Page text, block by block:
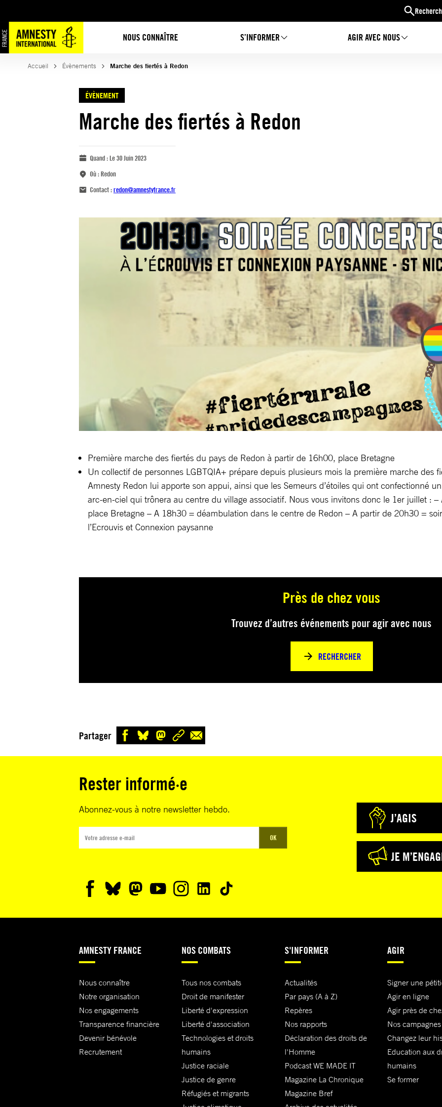
NOUS CONNAÎTRE S’INFORMER AGIR AVEC NOUS
Accueil Évènements Marche des fiertés à Redon
ÉVÈNEMENT
Marche des fiertés à Redon
Quand :Le 30 Juin 2023
Où :Redon
Contact :redon@amnestyfrance.fr
Première marche des fiertés du pays de Redon à partir de 16h00, place Bretagne
Un collectif de personnes LGBTQIA+ prépare depuis plusieurs mois la première marche des
Amnesty Redon lui apporte son appui, ainsi que les Semeurs d’étoiles qui ont confectionné
arc-en-ciel qui trônera au centre du village associatif. Nous vous invitons donc le 1er juillet :
place Bretagne – A 18h30 = déambulation dans le centre de Redon – A partir de 20h30 =
l’Ecrouvis et Connexion paysanne
Près de chez vous
Trouvez d’autres événements pour agir avec nous
RECHERCHER
Partager
Rester informé·e
Abonnez-vous à notre newsletter hebdo.
OK
J’AGIS
JE
AMNESTY FRANCE
Nous connaître
Notre organisation
Nos engagements
Transparence financière
Devenir bénévole
Recrutement
NOS COMBATS
Tous nos combats
Droit de manifester
Liberté d'expression
Liberté d'association
Technologies et droits
humains
Justice raciale
Justice de genre
Réfugiés et migrants
S'INFORMER
Actualités
Par pays (A à Z)
Repères
Nos rapports
Déclaration des droits de
l'Homme
Podcast WE MADE IT
Magazine La Chronique
Magazine Bref
AGIR
Signer une
Agir en ligne
Agir près de
Nos campagnes
Changez leur
Education aux
humains
Se former